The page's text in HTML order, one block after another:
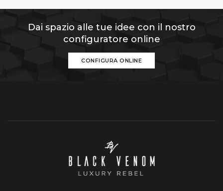
Dai spazio alle tue idee con il nostro
configuratore online
CONFIGURA ONLINE